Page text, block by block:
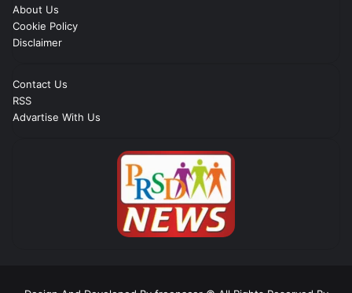
About Us
Cookie Policy
Disclaimer
Contact Us
RSS
Advartise With Us